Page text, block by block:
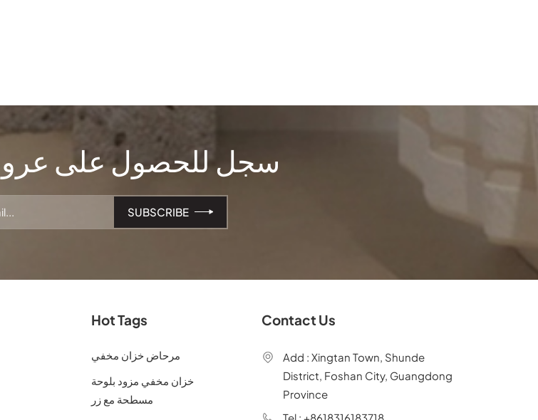
سجل للحصول على
Hot Tags
مرحاض خزان مخفي
خزان مخفي مزود بلوحة
مسطحة مع زر
Contact Us
Add : Xingtan Town, Shunde
District, Foshan City, Guangdong
Province